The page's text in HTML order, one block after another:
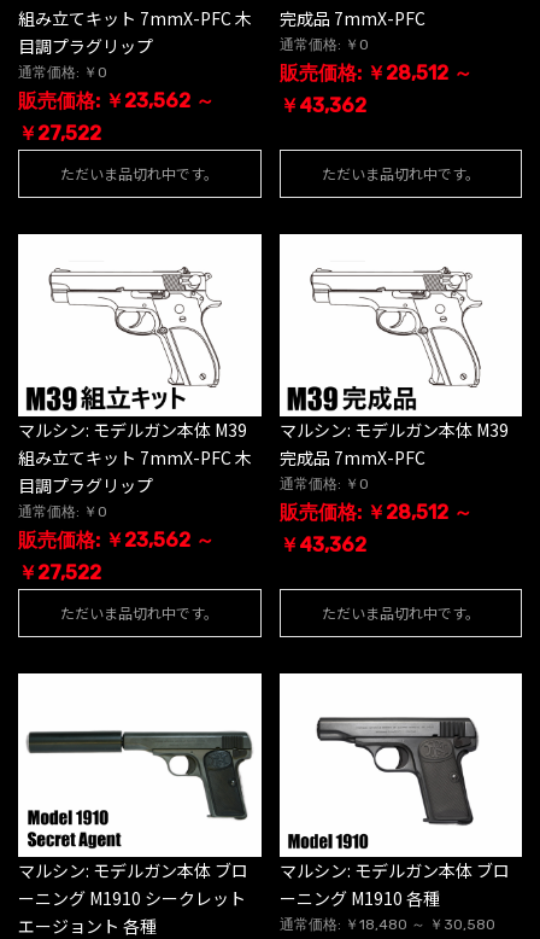
組み立てキット 7mmX-PFC 木
目調プラグリップ
通常価格: ￥0
販売価格: ￥23,562 ～
￥27,522
ただいま品切れ中です。
完成品 7mmX-PFC
通常価格: ￥0
販売価格: ￥28,512 ～
￥43,362
ただいま品切れ中です。
マルシン: モデルガン本体 M39
組み立てキット 7mmX-PFC 木
目調プラグリップ
通常価格: ￥0
販売価格: ￥23,562 ～
￥27,522
ただいま品切れ中です。
マルシン: モデルガン本体 M39
完成品 7mmX-PFC
通常価格: ￥0
販売価格: ￥28,512 ～
￥43,362
ただいま品切れ中です。
マルシン: モデルガン本体 ブロ
ーニング M1910 シークレット
エージョント 各種
マルシン: モデルガン本体 ブロ
ーニング M1910 各種
通常価格: ￥18,480 ～ ￥30,580